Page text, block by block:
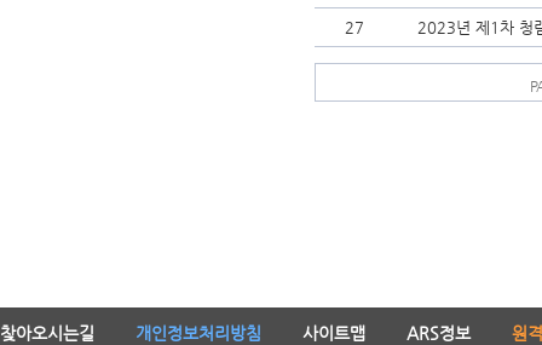
27 2023년 제1차 청
찾아오시는길 개인정보처리방침 사이트맵 ARS정보 원